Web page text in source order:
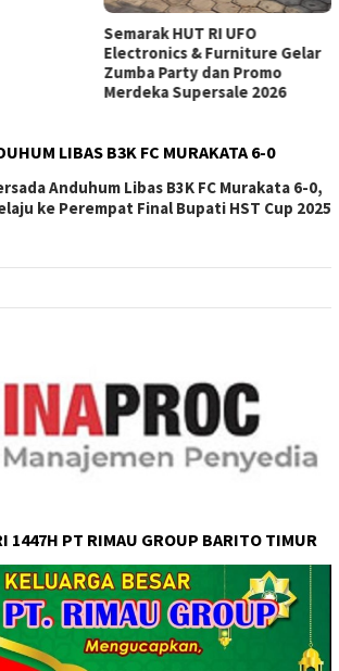
LIBAS B3K FC MURAKATA 6-0
Anduhum Libas B3K FC Murakata 6-0,
ke Perempat Final Bupati HST Cup 2025
1447H PT RIMAU GROUP BARITO TIMUR